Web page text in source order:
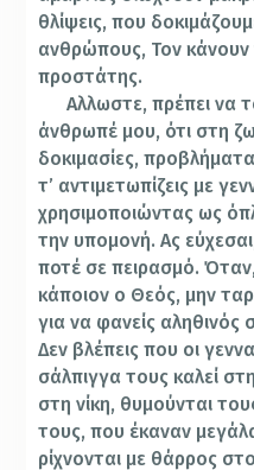
θλίψεις, που
ανθρώπους, Τον κάνουν
προστάτης.
Αλλωστε, πρέπει να
άνθρωπέ μου, ότι στη
δοκιμασίες,
τ’ αντιμετωπίζεις με
χρησιμοποιώντας ως
την υπομονή. Ας
ποτέ σε πειρασμό.
κάποιον ο Θεός, μην
για να φανείς αληθινός
Δεν βλέπεις που οι
σάλπιγγα τους καλεί
στη νίκη, θυμούνται
τους, που έκαναν
ρίχνονται με θάρρος